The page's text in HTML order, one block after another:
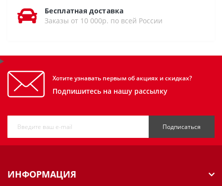
Бесплатная доставка
Заказы от 10 000р. по всей России
Хотите узнавать первым об акциях и скидках?
Подпишитесь на нашу рассылку
Подписаться
ИНФОРМАЦИЯ